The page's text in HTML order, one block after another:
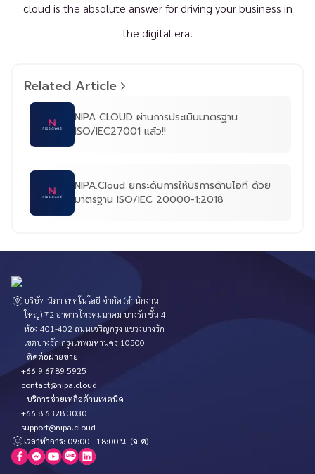
cloud is the absolute answer for driving your business in
the digital era.
Related Article
NIPA CLOUD ผ่านการประเมินมาตรฐาน
ISO/IEC27001 แล้ว!!
NIPA.Cloud ยกระดับการให้บริการด้านไอที ด้วย
มาตรฐาน ISO/IEC 20000-1:2018
บริษัท นิภา เทคโนโลยี จำกัด (สำนักงาน
ใหญ่) 72 อาคารโทรคมนาคม บางรัก ชั้น 4
ห้อง 401-402 ถนนเจริญกรุง แขวงบางรัก
เขตบางรัก กรุงเทพมหานคร 10500
ติดต่อฝ่ายขาย
+66 9 6789 5925
contact@nipa.cloud
บริการช่วยเหลือด้านเทคนิค
+66 8 6328 3030
support@nipa.cloud
เวลาทำการ: 09:00 - 18:00 น. (จ-ศ)